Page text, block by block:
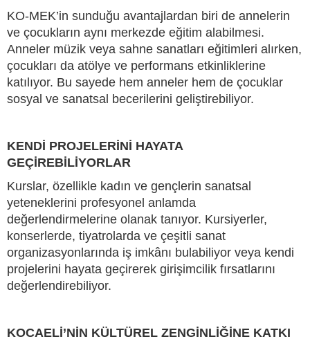
KO-MEK’in sunduğu avantajlardan biri de annelerin
ve çocukların aynı merkezde eğitim alabilmesi.
Anneler müzik veya sahne sanatları eğitimleri alırken,
çocukları da atölye ve performans etkinliklerine
katılıyor. Bu sayede hem anneler hem de çocuklar
sosyal ve sanatsal becerilerini geliştirebiliyor.
KENDİ PROJELERİNİ HAYATA
GEÇİREBİLİYORLAR
Kurslar, özellikle kadın ve gençlerin sanatsal
yeteneklerini profesyonel anlamda
değerlendirmelerine olanak tanıyor. Kursiyerler,
konserlerde, tiyatrolarda ve çeşitli sanat
organizasyonlarında iş imkânı bulabiliyor veya kendi
projelerini hayata geçirerek girişimcilik fırsatlarını
değerlendirebiliyor.
KOCAELİ’NİN KÜLTÜREL ZENGİNLİĞİNE KATKI